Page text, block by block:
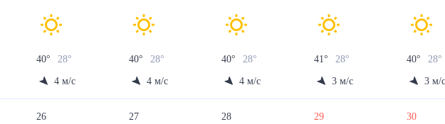
40° 28
4 м/с
40° 28
4 м/с
40° 28
4 м/с
41° 28°
3 м/с
40° 28
3 м/
26 27 28 29 30